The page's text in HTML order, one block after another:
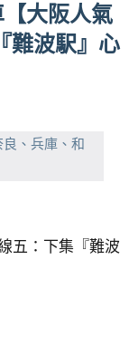
大阪人氣
難波駅』心
、兵庫、和
五：下集『難波